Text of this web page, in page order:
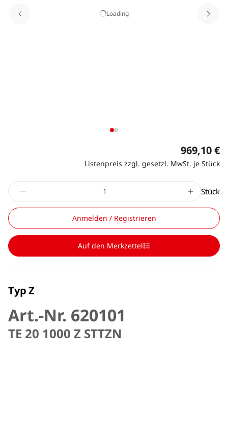
Loading
969,10 €
Listenpreis zzgl. gesetzl. MwSt. je Stück
Stück
Anmelden / Registrieren
Auf den Merkzettel
Typ Z
Art.-Nr. 620101
TE 20 1000 Z STTZN